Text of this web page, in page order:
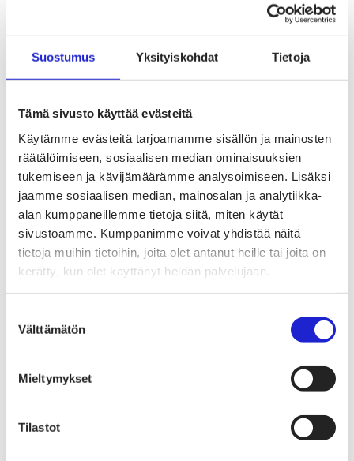
Suostumus Yksityiskohdat Tietoja
Tämä sivusto käyttää evästeitä
Käytämme evästeitä tarjoamamme sisällön ja mainosten
räätälöimiseen, sosiaalisen median ominaisuuksien
tukemiseen ja kävijämäärämme analysoimiseen. Lisäksi
jaamme sosiaalisen median, mainosalan ja analytiikka-
alan kumppaneillemme tietoja siitä, miten käytät
sivustoamme. Kumppanimme voivat yhdistää näitä
tietoja muihin tietoihin, joita olet antanut heille tai joita on
kerätty, kun olet käyttänyt heidän palvelujaan.
valinta
Välttämätön
Mieltymykset
Tilastot
Ympäristö & Ilmasto
Hankintaketjun vastuullisuus
Tekstiilien kiertotalous
Kiertotalouden termit tutuiksi
Hiilineutraali tekstiiliala 2035 -sitoumus
Mukana sitoumuksessa
Mikä sitoumus?
Liity mukaan
TKI-toiminta
Julkaisut, selvitykset ja raportit
Hankkeet
Mahdollisuuksien ala – lue vaikuttamis­viestimme
EU-vaalit 2024: Reilut pelisäännöt turvaavat
elinvoimaisen tekstiili- ja muotialan Suomessa ja
Euroopassa
Tekstiili- ja muotialasta viennin uusi kärki
Suomesta tekstiilialan kiertotalouden &
Tekstiili- ja muotiala tarvitsee monipuolista
Luodaan kannusteet kuluttajan vihreään